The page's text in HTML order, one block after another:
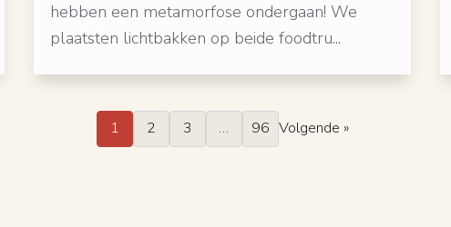
hebben een metamorfose ondergaan! We
plaatsten lichtbakken op beide foodtru...
1 2 3 … 96 Volgende »